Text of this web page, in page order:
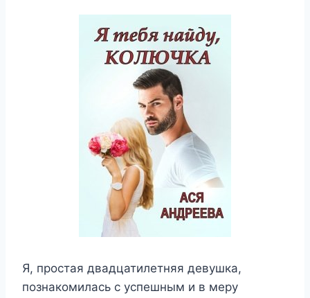
Я, простая двадцатилетняя девушка,
познакомилась с успешным и в меру